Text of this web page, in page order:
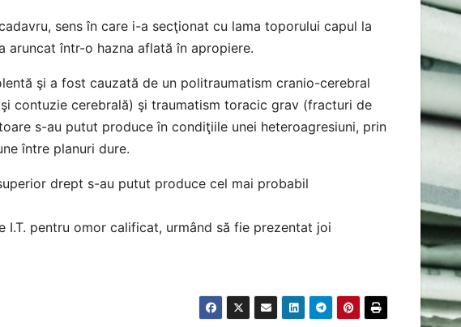
sens în care i-a secţionat cu lama toporului capul la
aruncat într-o hazna aflată în apropiere.
şi a fost cauzată de un politraumatism cranio-cerebral
contuzie cerebrală) şi traumatism toracic grav (fracturi de
s-au putut produce în condiţiile unei heteroagresiuni, prin
între planuri dure.
drept s-au putut produce cel mai probabil
I.T. pentru omor calificat, urmând să fie prezentat joi